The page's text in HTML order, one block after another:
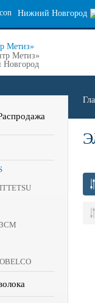
Нижний Новгород
Метиз»